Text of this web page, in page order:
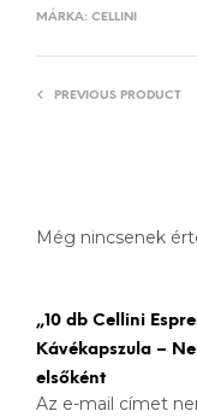
MÁRKA: CELLINI
PREVIOUS PRODUCT
Még nincsenek
„10 db Cellini
Kávékapszula –
elsőként
Az e-mail címet